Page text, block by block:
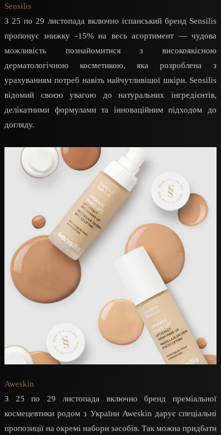
Sensilis
З 25 по 29 листопада включно іспанський бренд Sensilis
пропонує знижку -15% на весь асортимент — чудова
можливість познайомитися з високоякісною
дерматологічною косметикою, яка розроблена з
урахуванням потреб навіть найчутливішої шкіри. Sensilis
відомий своєю увагою до натуральних інгредієнтів,
делікатними формулами та інноваційним підходом до
догляду.
Aweskin
З 25 по 29 листопада включно бренд преміальної
космецевтики родом з України Aweskin дарує спеціальні
пропозиції на окремі набори засобів. Так можна придбати